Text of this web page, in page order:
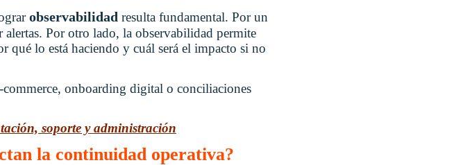
observabilidad resulta fundamental. Por un
Por otro lado, la observabilidad permite
qué lo está haciendo y cuál será el impacto si no
commerce, onboarding digital o conciliaciones
soporte y administración
la continuidad operativa?